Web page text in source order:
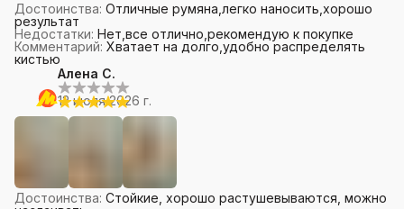
Достоинства: Отличные румяна,легко наносить,хорошо
результат
Недостатки: Нет,все отлично,рекомендую к покупке
Комментарий: Хватает на долго,удобно распределять
кистью
Алена С.
12 июля 2026 г.
Достоинства: Стойкие, хорошо растушевываются, можно